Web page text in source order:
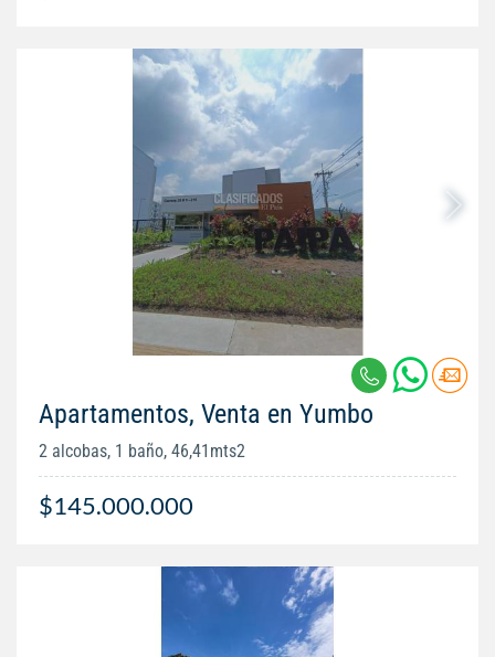
Apartamentos, Venta en Yumbo
2 alcobas, 1 baño, 46,41mts2
$145.000.000